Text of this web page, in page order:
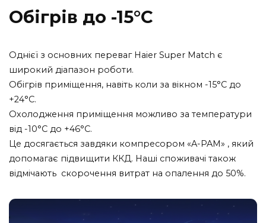
Обігрів до -15°C
Однієї з основних переваг Haier Super Match є
широкий діапазон роботи.
Обігрів приміщення, навіть коли за вікном -15°C до
+24°C.
Охолодження приміщення можливо за температури
від -10°C до +46°C.
Це досягається завдяки компресором «A-PAM» , який
допомагає підвищити ККД. Наші споживачі також
відмічають скорочення витрат на опалення до 50%.